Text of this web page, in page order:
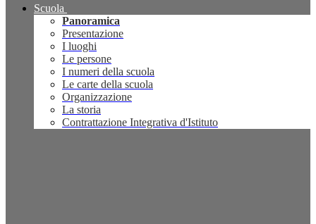
Scuola
Panoramica
Presentazione
I luoghi
Le persone
I numeri della scuola
Le carte della scuola
Organizzazione
La storia
Contrattazione Integrativa d'Istituto